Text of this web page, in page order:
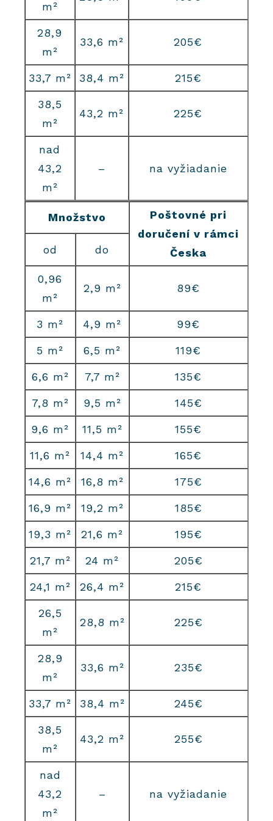
m²
28,9
m²
33,6 m² 205€
33,7 m² 38,4 m² 215€
38,5
m²
43,2 m² 225€
nad
43,2
m²
– na vyžiadanie
Množstvo
Poštovné pri
doručení v rámci
Česka
od do
0,96
m²
2,9 m² 89€
3 m² 4,9 m² 99€
5 m² 6,5 m² 119€
6,6 m² 7,7 m² 135€
7,8 m² 9,5 m² 145€
9,6 m² 11,5 m² 155€
11,6 m² 14,4 m² 165€
14,6 m² 16,8 m² 175€
16,9 m² 19,2 m² 185€
19,3 m² 21,6 m² 195€
21,7 m² 24 m² 205€
24,1 m² 26,4 m² 215€
26,5
m²
28,8 m² 225€
28,9
m²
33,6 m² 235€
33,7 m² 38,4 m² 245€
38,5
m²
43,2 m² 255€
nad
43,2
m²
– na vyžiadanie